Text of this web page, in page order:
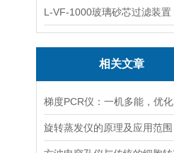
L-VF-1000玻璃砂芯过滤装置
相关文章
梯度PCR仪：一机多能，优化
旋转蒸发仪的原理及应用范围